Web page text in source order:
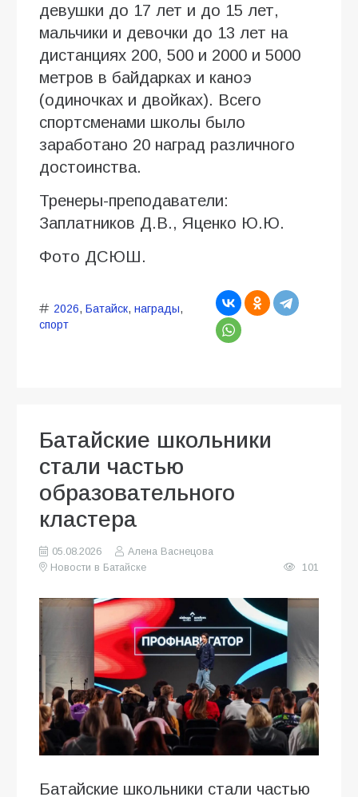
девушки до 17 лет и до 15 лет,
мальчики и девочки до 13 лет на
дистанциях 200, 500 и 2000 и 5000
метров в байдарках и каноэ
(одиночках и двойках). Всего
спортсменами школы было
заработано 20 наград различного
достоинства.
Тренеры-преподаватели:
Заплатников Д.В., Яценко Ю.Ю.
Фото ДСЮШ.
2026, Батайск, награды,
спорт
Батайские школьники
стали частью
образовательного
кластера
05.08.2026
Алена Васнецова
Новости в Батайске
101
Батайские школьники стали частью